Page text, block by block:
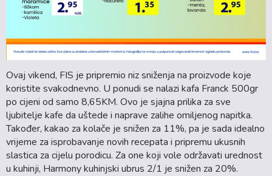
Ovaj vikend, FIS je pripremio niz sniženja na proizvode koje
koristite svakodnevno. U ponudi se nalazi kafa Franck 500gr
po cijeni od samo 8,65KM. Ovo je sjajna prilika za sve
ljubitelje kafe da uštede i naprave zalihe omiljenog napitka.
Također, kakao za kolače je snižen za 11%, pa je sada idealno
vrijeme za isprobavanje novih recepata i pripremu ukusnih
slastica za cijelu porodicu. Za one koji vole održavati urednost
u kuhinji, Harmony kuhinjski ubrus 2/1 je snižen za 20%.